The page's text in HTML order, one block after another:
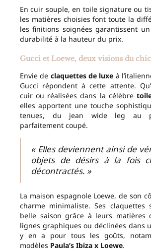
En cuir souple, en toile signature ou
les matières choisies font toute la
les finitions soignées garantissent un
durabilité à la hauteur du prix.
Gucci et Loewe, deux visions du
Envie de claquettes de luxe à
Gucci répondent à cette attente.
cuir ou réalisées dans la célèbre
elles apportent une touche
tenues, du jean wide leg au
parfaitement coupé.
« Elles deviennent ainsi de
objets de désirs à la fois
décontractés. »
La maison espagnole Loewe, de son
charme minimaliste. Ses claquettes
belle saison grâce à leurs matières
lignes graphiques ou déclinées dans
y en a pour tous les goûts,
modèles Paula’s Ibiza x Loewe.